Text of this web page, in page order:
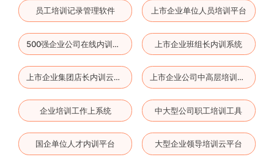
员工培训记录管理软件 上市企业单位人员培训平台
500强企业公司在线内训软件 上市企业班组长内训系统
上市企业集团店长内训云平台 上市企业公司中高层培训云平台
企业培训工作上系统 中大型公司职工培训工具
国企单位人才内训平台 大型企业领导培训云平台